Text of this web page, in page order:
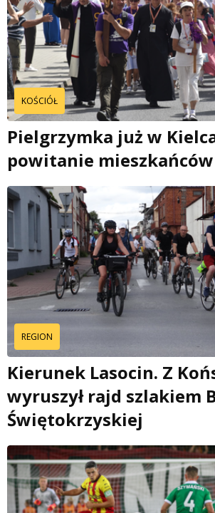
KOŚCIÓŁ
Pielgrzymka już w
powitanie mieszkańców
REGION
Kierunek Lasocin. Z
wyruszył rajd szlakiem
Świętokrzyskiej